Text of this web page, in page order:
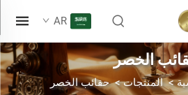
AR
الخصر
>المنتجات>حقائب الخصر